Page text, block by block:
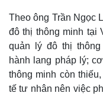
Theo ông Trần Ngọc
đô thị thông minh tại
quản lý đô thị
hành lang pháp lý;
thông minh còn
tế tư nhân nên việc